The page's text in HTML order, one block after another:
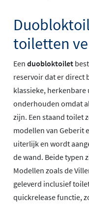
toiletten
Een duobloktoilet
reservoir dat er direct
klassieke,
onderhouden omdat
zijn. Een staand toilet
modellen van Geberit
uiterlijk en wordt
de wand. Beide typen
Modellen zoals de
geleverd inclusief
quickrelease functie,